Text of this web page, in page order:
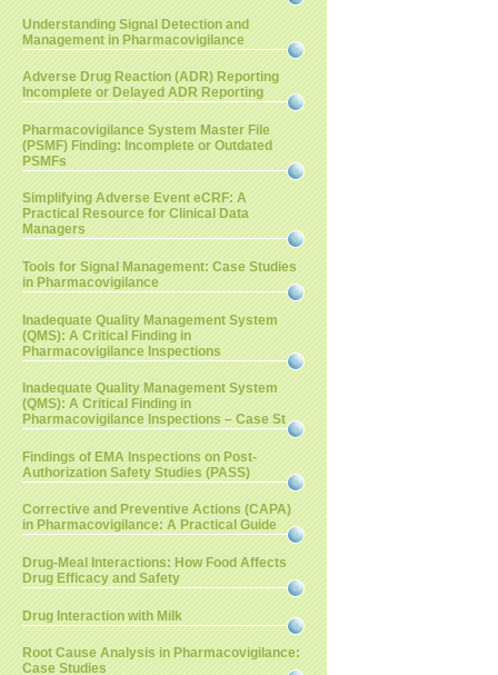
Understanding Signal Detection and
Management in Pharmacovigilance
Adverse Drug Reaction (ADR) Reporting
Incomplete or Delayed ADR Reporting
Pharmacovigilance System Master File
(PSMF) Finding: Incomplete or Outdated
PSMFs
Simplifying Adverse Event eCRF: A
Practical Resource for Clinical Data
Managers
Tools for Signal Management: Case Studies
in Pharmacovigilance
Inadequate Quality Management System
(QMS): A Critical Finding in
Pharmacovigilance Inspections
Inadequate Quality Management System
(QMS): A Critical Finding in
Pharmacovigilance Inspections – Case St
Findings of EMA Inspections on Post-
Authorization Safety Studies (PASS)
Corrective and Preventive Actions (CAPA)
in Pharmacovigilance: A Practical Guide
Drug-Meal Interactions: How Food Affects
Drug Efficacy and Safety
Drug Interaction with Milk
Root Cause Analysis in Pharmacovigilance:
Case Studies